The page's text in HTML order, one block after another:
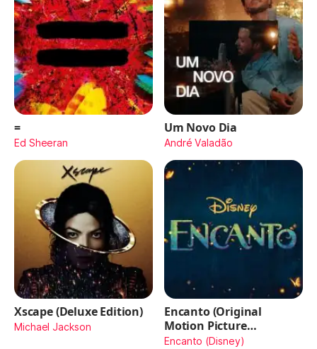
=
Ed Sheeran
Um Novo Dia
André Valadão
Xscape (Deluxe Edition)
Michael Jackson
Encanto (Original
Motion Picture
Soundtrack)
Encanto (Disney)